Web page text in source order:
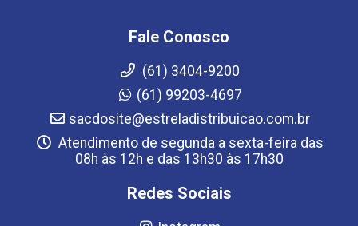
Fale Conosco
(61) 3404-9200
(61) 99203-4697
sacdosite@estreladistribuicao.com.br
Atendimento de segunda a sexta-feira das
08h às 12h e das 13h30 às 17h30
Redes Sociais